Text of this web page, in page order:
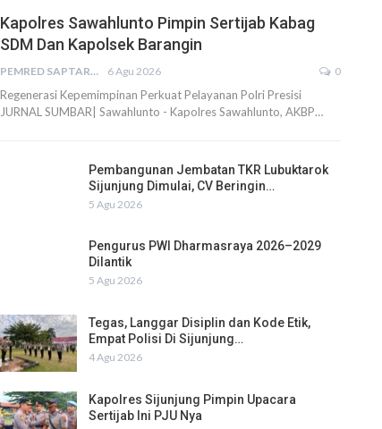
Kapolres Sawahlunto Pimpin Sertijab Kabag
SDM Dan Kapolsek Barangin
PEMRED SAPTARIUS 6 Agu 2026 0
Regenerasi Kepemimpinan Perkuat Pelayanan Polri Presisi
JURNAL SUMBAR| Sawahlunto - Kapolres Sawahlunto, AKBP…
Pembangunan Jembatan TKR Lubuktarok
Sijunjung Dimulai, CV Beringin…
5 Agu 2026
Pengurus PWI Dharmasraya 2026–2029
Dilantik
5 Agu 2026
Tegas, Langgar Disiplin dan Kode Etik,
Empat Polisi Di Sijunjung…
4 Agu 2026
Kapolres Sijunjung Pimpin Upacara
Sertijab Ini PJU Nya